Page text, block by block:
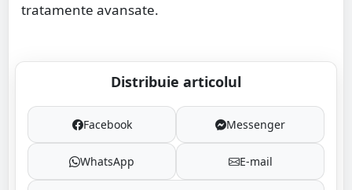
tratamente avansate.
Distribuie articolul
Facebook Messenger
WhatsApp E-mail